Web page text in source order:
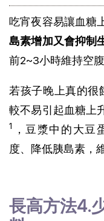
吃宵夜容易讓血糖
島素增加又會抑制
前2~3小時維持空
若孩子晚上真的很
較不易引起血糖上
1
，豆漿中的大豆
度、降低胰島素，
長高方法4.